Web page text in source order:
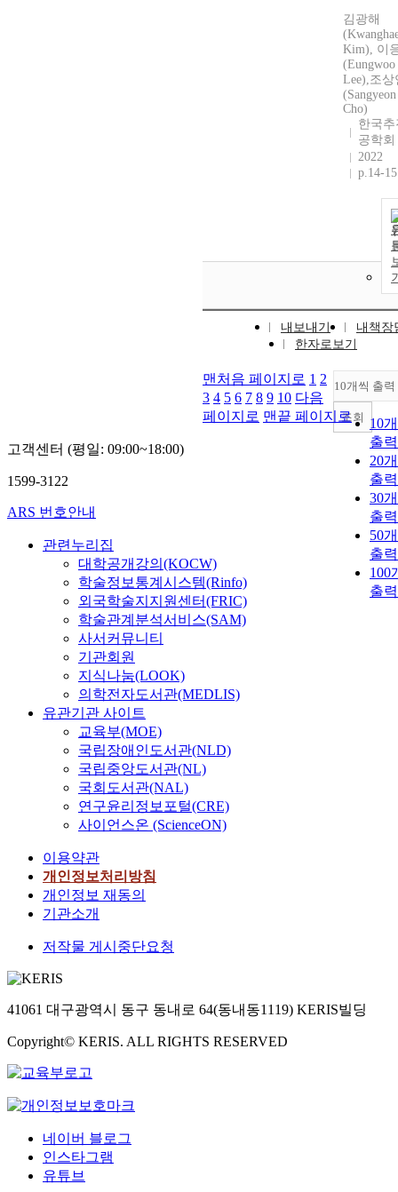
김광해
Kim), 이
(Eungwoo
Lee),조상
(Sangyeon
Cho)
한국추
공학회
2022
p.14-15
내보내기
내책장
한자로보기
10개씩 출력
10
출력
20
출력
30
출력
50
출력
100
출력
조회
맨처음 페이지로 1 2
3 4 5 6 7 8 9 10 다음
페이지로 맨끝 페이지로
고객센터 (평일: 09:00~18:00)
1599-3122
ARS 번호안내
관련누리집
대학공개강의(KOCW)
학술정보통계시스템(Rinfo)
외국학술지지원센터(FRIC)
학술관계분석서비스(SAM)
사서커뮤니티
기관회원
지식나눔(LOOK)
의학전자도서관(MEDLIS)
유관기관 사이트
교육부(MOE)
국립장애인도서관(NLD)
국립중앙도서관(NL)
국회도서관(NAL)
연구윤리정보포털(CRE)
사이언스온 (ScienceON)
이용약관
개인정보처리방침
개인정보 재동의
기관소개
저작물 게시중단요청
41061 대구광역시 동구 동내로 64(동내동1119) KERIS빌딩
Copyright© KERIS. ALL RIGHTS RESERVED
네이버 블로그
인스타그램
유튜브